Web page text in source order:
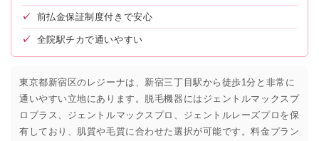
✓ 前払金保証制度付きで安心
✓ 全院駅チカで通いやすい
東京都新宿区のレジーナは、新宿三丁目駅から徒歩1分と非常に
通いやすい立地にあります。脱毛機器にはジェントルマックスプ
ロプラス、ジェントルマックスプロ、ジェントルレーズプロを保
有しており、肌質や毛質に合わせた選択が可能です。料金プラン